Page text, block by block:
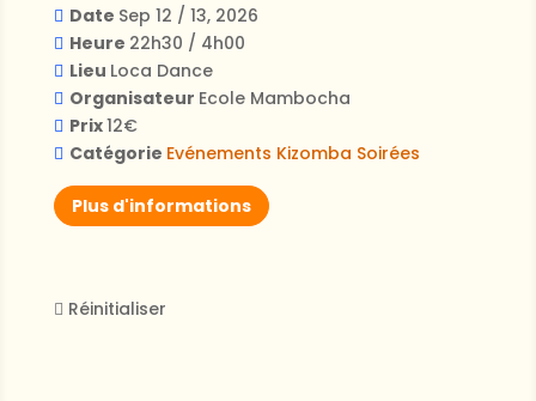
Date Sep 12 / 13, 2026
Heure 22h30 / 4h00
Lieu Loca Dance
Organisateur Ecole Mambocha
Prix12€
Catégorie Evénements Kizomba Soirées
Plus d'informations
Réinitialiser